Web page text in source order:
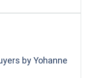
by Yohanne